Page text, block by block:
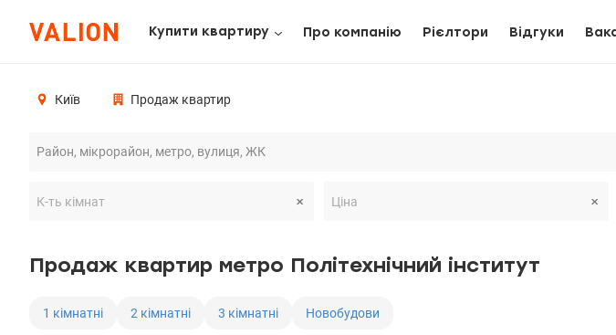
Купити квартиру Про компанію Рієлтори Відгуки
Київ Продаж квартир
Продаж квартир метро Політехнічний інститут
1 кімнатні 2 кімнатні 3 кімнатні Новобудови